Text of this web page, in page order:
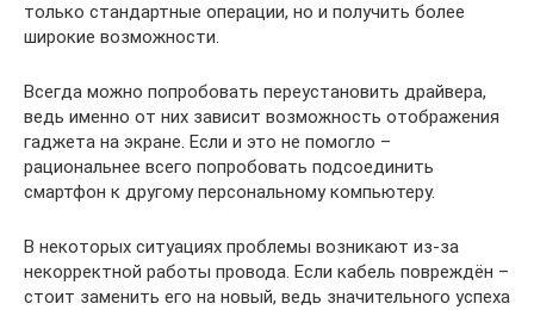
только стандартные операции, но и получить более
широкие возможности.
Всегда можно попробовать переустановить драйвера,
ведь именно от них зависит возможность отображения
гаджета на экране. Если и это не помогло –
рациональнее всего попробовать подсоединить
смартфон к другому персональному компьютеру.
В некоторых ситуациях проблемы возникают из-за
некорректной работы провода. Если кабель повреждён –
стоит заменить его на новый, ведь значительного успеха